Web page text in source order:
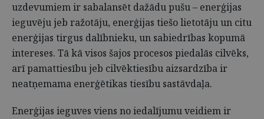
uzdevumiem ir sabalansēt dažādu pušu – enerģijas
ieguvēju jeb ražotāju, enerģijas tiešo lietotāju un citu
enerģijas tirgus dalībnieku, un sabiedrības kopumā
intereses. Tā kā visos šajos procesos piedalās cilvēks,
arī pamattiesību jeb cilvēktiesību aizsardzība ir
neatņemama enerģētikas tiesību sastāvdaļa.
Enerģijas ieguves viens no iedalījumu veidiem ir